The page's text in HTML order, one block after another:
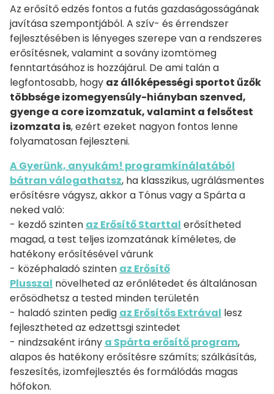
Az erősítő edzés fontos a futás gazdaságosságának
javítása szempontjából. A szív- és érrendszer
fejlesztésében is lényeges szerepe van a rendszeres
erősítésnek, valamint a sovány izomtömeg
fenntartásához is hozzájárul. De ami talán a
legfontosabb, hogy az állóképességi sportot űzők
többsége izomegyensúly-hiányban szenved,
gyenge a core izomzatuk, valamint a felsőtest
izomzata is, ezért ezeket nagyon fontos lenne
folyamatosan fejleszteni.
A Gyerünk, anyukám! programkínálatából
bátran válogathatsz, ha klasszikus, ugrálásmentes
erősítésre vágysz, akkor a Tónus vagy a Spárta a
neked való:
- kezdő szinten az Erősítő Starttal erősítheted
magad, a test teljes izomzatának kíméletes, de
hatékony erősítésével várunk
- középhaladó szinten az Erősítő
Plusszal növelheted az erőnlétedet és általánosan
erősödhetsz a tested minden területén
- haladó szinten pedig az Erősítős Extrával lesz
fejlesztheted az edzettsgi szintedet
- nindzsaként irány a Spárta erősítő program,
alapos és hatékony erősítésre számíts; szálkásítás,
feszesítés, izomfejlesztés és formálódás magas
hőfokon.